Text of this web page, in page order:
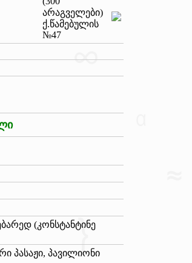
არაგველები)
ქ.წამებულის
№47
(კონსტანტინე
პასაჟი, პავილიონი